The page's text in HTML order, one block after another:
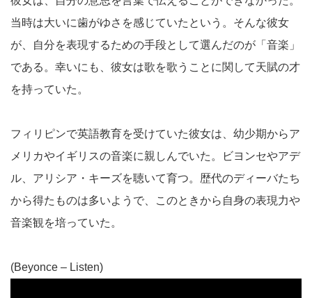
当時は大いに歯がゆさを感じていたという。そんな彼女
が、自分を表現するための手段として選んだのが「音楽」
である。幸いにも、彼女は歌を歌うことに関して天賦の才
を持っていた。
フィリピンで英語教育を受けていた彼女は、幼少期からア
メリカやイギリスの音楽に親しんでいた。ビヨンセやアデ
ル、アリシア・キーズを聴いて育つ。歴代のディーバたち
から得たものは多いようで、このときから自身の表現力や
音楽観を培っていた。
(Beyonce – Listen)